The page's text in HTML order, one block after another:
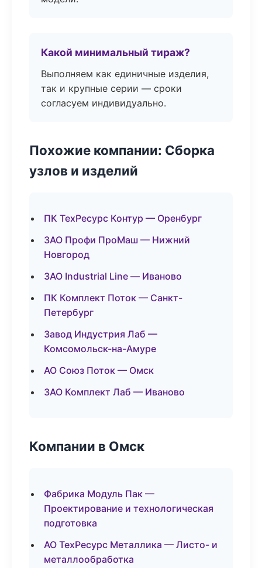
Какой минимальный тираж?
Выполняем как единичные изделия,
так и крупные серии — сроки
согласуем индивидуально.
Похожие компании: Сборка
узлов и изделий
ПК ТехРесурс Контур — Оренбург
ЗАО Профи ПроМаш — Нижний
Новгород
ЗАО Industrial Line — Иваново
ПК Комплект Поток — Санкт-
Петербург
Завод Индустрия Лаб —
Комсомольск-на-Амуре
АО Союз Поток — Омск
ЗАО Комплект Лаб — Иваново
Компании в Омск
Фабрика Модуль Пак —
Проектирование и технологическая
подготовка
АО ТехРесурс Металлика — Листо- и
металлообработка